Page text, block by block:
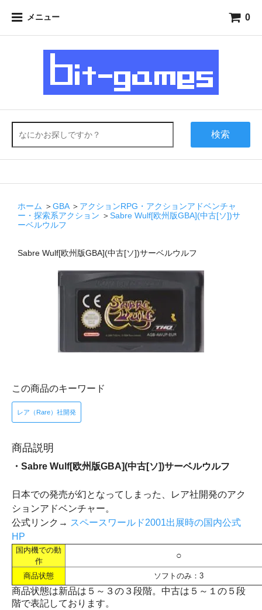
メニュー 0
検索
ホーム ＞GBA ＞ アクションRPG・アクションアドベンチャ
ー・探索系アクション ＞Sabre Wulf[欧州版GBA](中古[ソ])サ
ーベルウルフ
Sabre Wulf[欧州版GBA](中古[ソ])サーベルウルフ
この商品のキーワード
レア（Rare）社開発
商品説明
・Sabre Wulf[欧州版GBA](中古[ソ])サーベルウルフ
日本での発売が幻となってしまった、レア社開発のアク
ションアドベンチャー。
公式リンク→ スペースワールド2001出展時の国内公式
HP
国内機での動
作
○
商品状態 ソフトのみ：3
商品状態は新品は５～３の３段階。中古は５～１の５段
階で表記しております。